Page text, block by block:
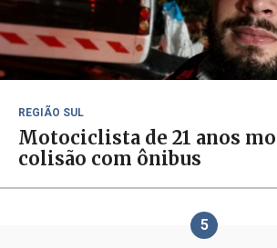
REGIÃO SUL
Motociclista de 21 anos
colisão com ônibus
5